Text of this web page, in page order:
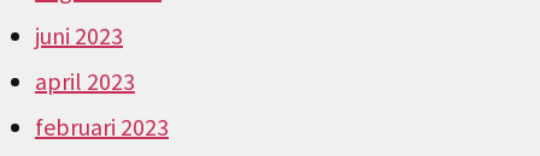
juni 2023
april 2023
februari 2023